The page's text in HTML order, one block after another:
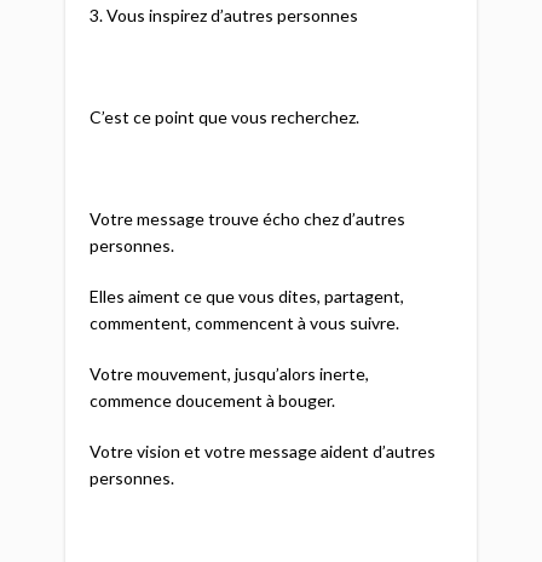
3. Vous inspirez d’autres personnes
C’est ce point que vous recherchez.
Votre message trouve écho chez d’autres
personnes.
Elles aiment ce que vous dites, partagent,
commentent, commencent à vous suivre.
Votre mouvement, jusqu’alors inerte,
commence doucement à bouger.
Votre vision et votre message aident d’autres
personnes.